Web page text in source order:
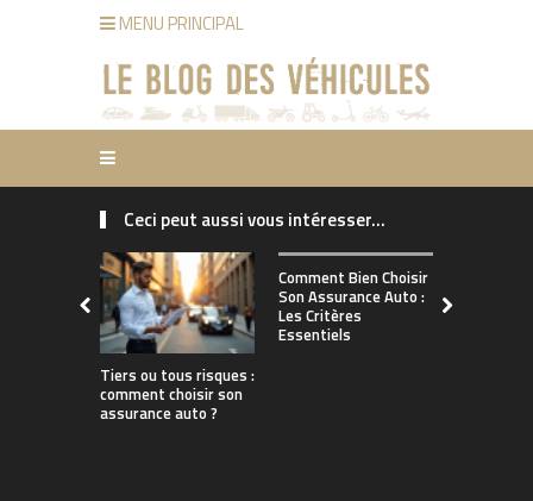
MENU PRINCIPAL
Ceci peut aussi vous intéresser...
Tiers ou tous risques :
comment choisir son
assurance auto ?
Comment Bien Choisir
Son Assurance Auto :
Les Critères
Essentiels